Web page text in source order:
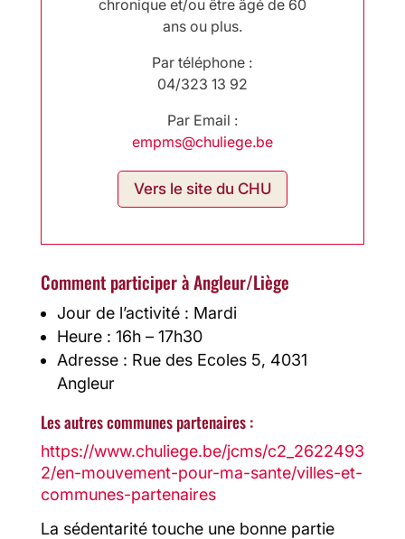
chronique et/ou être âgé de 60
ans ou plus.
Par téléphone :
04/323 13 92
Par Email :
empms@chuliege.be
Vers le site du CHU
Comment participer à Angleur/Liège
Jour de l’activité : Mardi
Heure : 16h – 17h30
Adresse : Rue des Ecoles 5, 4031
Angleur
Les autres communes partenaires :
https://www.chuliege.be/jcms/c2_2622493
2/en-mouvement-pour-ma-sante/villes-et-
communes-partenaires
La sédentarité touche une bonne partie